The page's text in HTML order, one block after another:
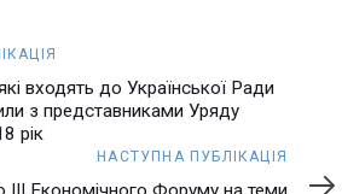
які входять до Української Ради
з представниками Уряду
рік
НАСТУПНА ПУБЛІКАЦІЯ